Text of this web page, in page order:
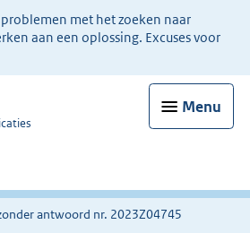
met het zoeken naar
aan een oplossing. Excuses voor
Menu
antwoord nr. 2023Z04745